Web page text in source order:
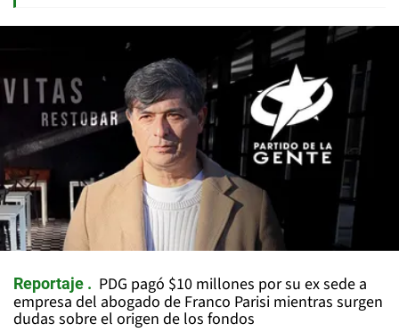
Reportaje
PDG pagó $10 millones por su ex sede a
empresa del abogado de Franco Parisi mientras surgen
dudas sobre el origen de los fondos